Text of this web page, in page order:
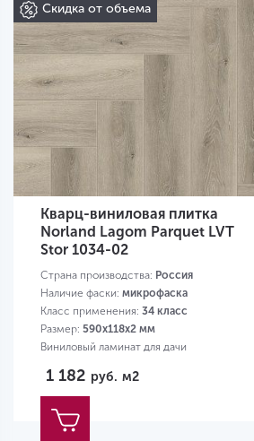
Скидка от объема
Кварц-виниловая плитка
Norland Lagom Parquet LVT
Stor 1034-02
Страна производства: Россия
Наличие фаски: микрофаска
Класс применения: 34 класс
Размер: 590х118х2 мм
Виниловый ламинат для дачи
1 182 руб. м2